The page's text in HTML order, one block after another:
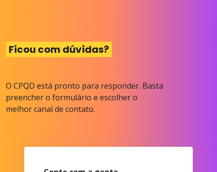
Ficou com dúvidas?
O CPQD está pronto para responder. Basta
preencher o formulário e escolher o
melhor canal de contato.